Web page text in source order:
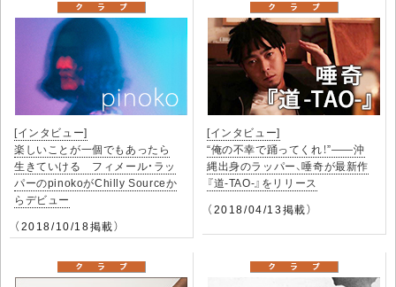
[インタビュー]
楽しいことが一個でもあったら
生きていける フィメール・ラッ
パーのpinokoがChilly Sourceか
らデビュー
（2018/10/18掲載）
[インタビュー]
“俺の不幸で踊ってくれ！”――沖
縄出身のラッパー、唾奇が最新作
『道-TAO-』をリリース
（2018/04/13掲載）